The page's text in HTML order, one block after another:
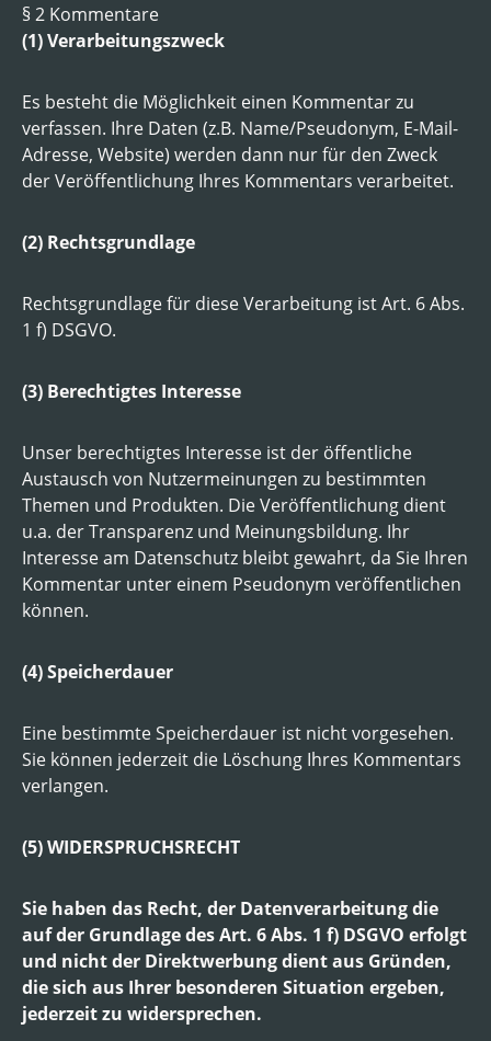
§ 2 Kommentare
(1) Verarbeitungszweck
Es besteht die Möglichkeit einen Kommentar zu
verfassen. Ihre Daten (z.B. Name/Pseudonym, E-Mail-
Adresse, Website) werden dann nur für den Zweck
der Veröffentlichung Ihres Kommentars verarbeitet.
(2) Rechtsgrundlage
Rechtsgrundlage für diese Verarbeitung ist Art. 6 Abs.
1 f) DSGVO.
(3) Berechtigtes Interesse
Unser berechtigtes Interesse ist der öffentliche
Austausch von Nutzermeinungen zu bestimmten
Themen und Produkten. Die Veröffentlichung dient
u.a. der Transparenz und Meinungsbildung. Ihr
Interesse am Datenschutz bleibt gewahrt, da Sie Ihren
Kommentar unter einem Pseudonym veröffentlichen
können.
(4) Speicherdauer
Eine bestimmte Speicherdauer ist nicht vorgesehen.
Sie können jederzeit die Löschung Ihres Kommentars
verlangen.
(5) WIDERSPRUCHSRECHT
Sie haben das Recht, der Datenverarbeitung die
auf der Grundlage des Art. 6 Abs. 1 f) DSGVO erfolgt
und nicht der Direktwerbung dient aus Gründen,
die sich aus Ihrer besonderen Situation ergeben,
jederzeit zu widersprechen.